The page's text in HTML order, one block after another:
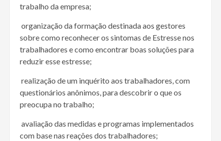
trabalho da empresa;
 organização da formação destinada aos gestores
sobre como reconhecer os sintomas de Estresse nos
trabalhadores e como encontrar boas soluções para
reduzir esse estresse;
 realização de um inquérito aos trabalhadores, com
questionários anônimos, para descobrir o que os
preocupa no trabalho;
 avaliação das medidas e programas implementados
com base nas reações dos trabalhadores;